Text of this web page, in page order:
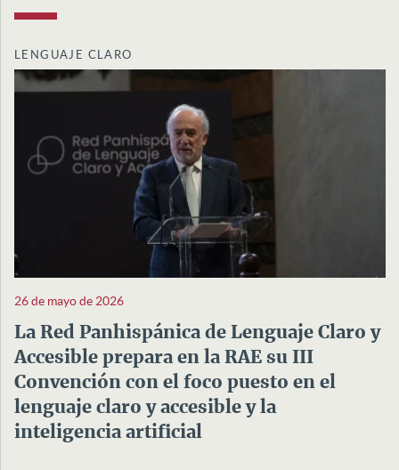
LENGUAJE CLARO
26 de mayo de 2026
La Red Panhispánica de Lenguaje Claro y
Accesible prepara en la RAE su III
Convención con el foco puesto en el
lenguaje claro y accesible y la
inteligencia artificial